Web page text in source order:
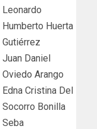
Leonardo
Humberto Huerta
Gutiérrez
Juan Daniel
Oviedo Arango
Edna Cristina Del
Socorro Bonilla
Seba